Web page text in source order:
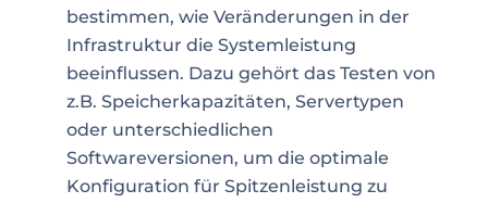
bestimmen, wie Veränderungen in der
Infrastruktur die Systemleistung
beeinflussen. Dazu gehört das Testen von
z.B. Speicherkapazitäten, Servertypen
oder unterschiedlichen
Softwareversionen, um die optimale
Konfiguration für Spitzenleistung zu